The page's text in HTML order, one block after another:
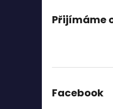
Přijímáme
Facebook